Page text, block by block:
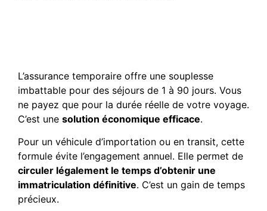
L’assurance temporaire offre une souplesse
imbattable pour des séjours de 1 à 90 jours. Vous
ne payez que pour la durée réelle de votre voyage.
C’est une solution économique efficace.
Pour un véhicule d’importation ou en transit, cette
formule évite l’engagement annuel. Elle permet de
circuler légalement le temps d’obtenir une
immatriculation définitive. C’est un gain de temps
précieux.